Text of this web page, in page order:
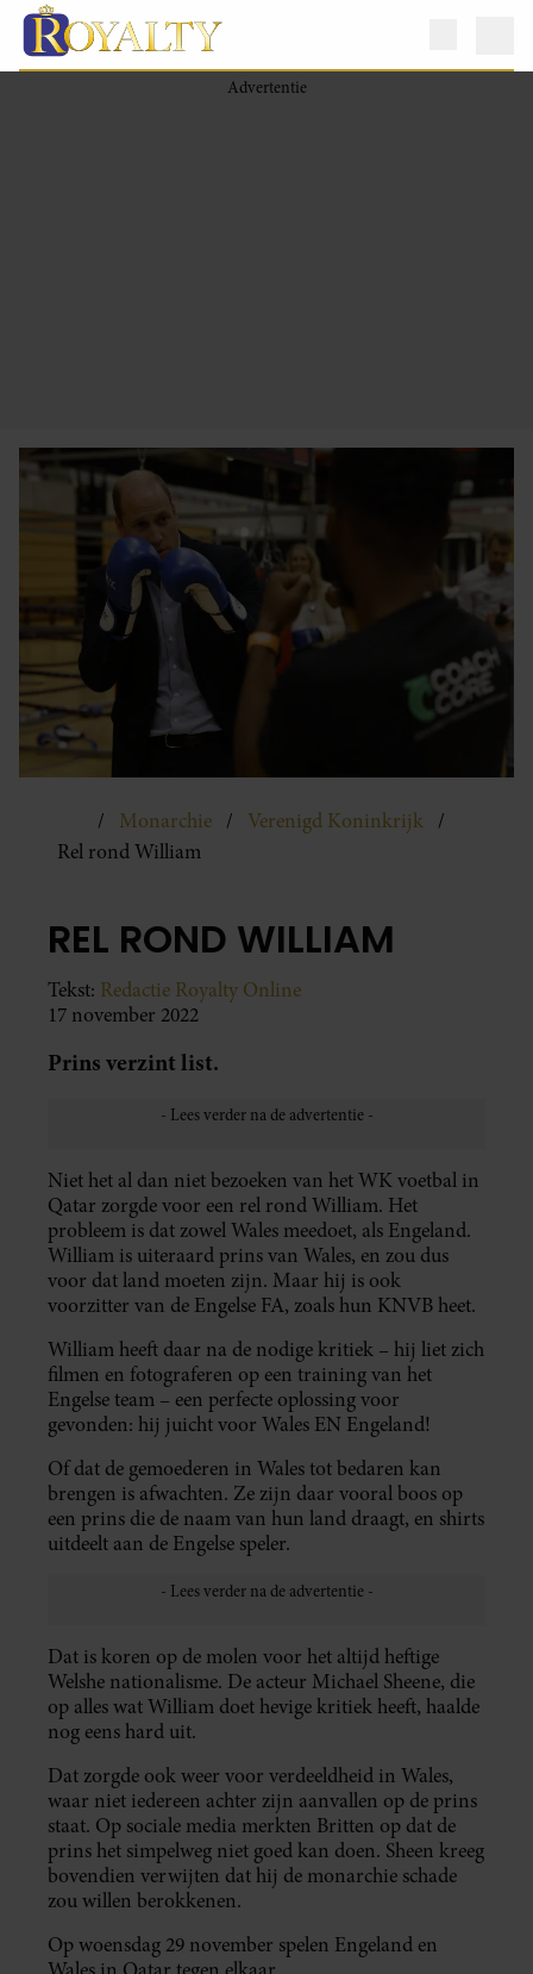
Monarchie
Verenigd Koninkrijk
Rel rond William
REL ROND WILLIAM
Tekst: Redactie Royalty Online
17 november 2022
Prins verzint list.
Niet het al dan niet bezoeken van het WK voetbal in
Qatar zorgde voor een rel rond William. Het
probleem is dat zowel Wales meedoet, als Engeland.
William is uiteraard prins van Wales, en zou dus
voor dat land moeten zijn. Maar hij is ook
voorzitter van de Engelse FA, zoals hun KNVB heet.
William heeft daar na de nodige kritiek – hij liet zich
filmen en fotograferen op een training van het
Engelse team – een perfecte oplossing voor
gevonden: hij juicht voor Wales EN Engeland!
Of dat de gemoederen in Wales tot bedaren kan
brengen is afwachten. Ze zijn daar vooral boos op
een prins die de naam van hun land draagt, en shirts
uitdeelt aan de Engelse speler.
Dat is koren op de molen voor het altijd heftige
Welshe nationalisme. De acteur Michael Sheene, die
op alles wat William doet hevige kritiek heeft, haalde
nog eens hard uit.
Dat zorgde ook weer voor verdeeldheid in Wales,
waar niet iedereen achter zijn aanvallen op de prins
staat. Op sociale media merkten Britten op dat de
prins het simpelweg niet goed kan doen. Sheen kreeg
bovendien verwijten dat hij de monarchie schade
zou willen berokkenen.
Op woensdag 29 november spelen Engeland en